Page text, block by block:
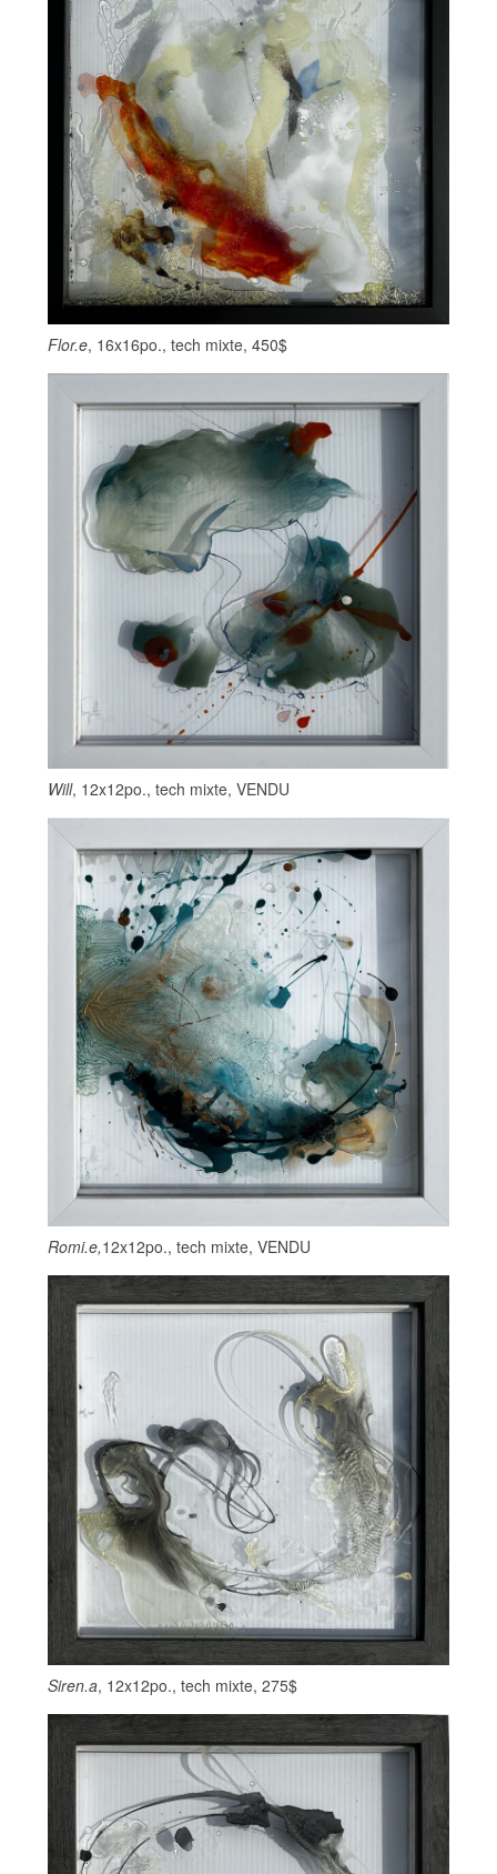
Flor.e, 16x16po., tech mixte, 450$
Will, 12x12po., tech mixte, VENDU
Romi.e,12x12po., tech mixte, VENDU
Siren.a, 12x12po., tech mixte, 275$